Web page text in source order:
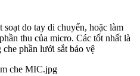
soạt do tay di chuyển, hoặc làm
thu của micro. Các tốt nhất là
phần lưới sắt bảo vệ